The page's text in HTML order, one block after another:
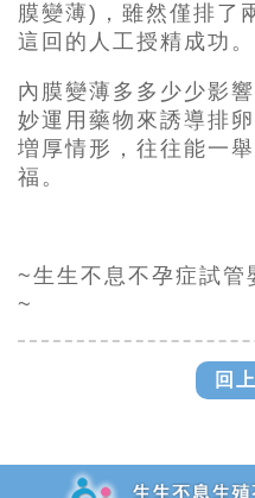
膜變薄)，雖然僅排了
這回的人工授精成功。
內膜變薄多多少少影
妙運用藥物來誘導排
増厚情形，往往能一
福。
~生生不息不孕症試管
~
回